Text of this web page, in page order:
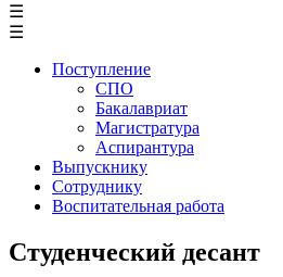
☰
☰
Поступление
СПО
Бакалавриат
Магистратура
Аспирантура
Выпускнику
Сотруднику
Воспитательная работа
Студенческий десант